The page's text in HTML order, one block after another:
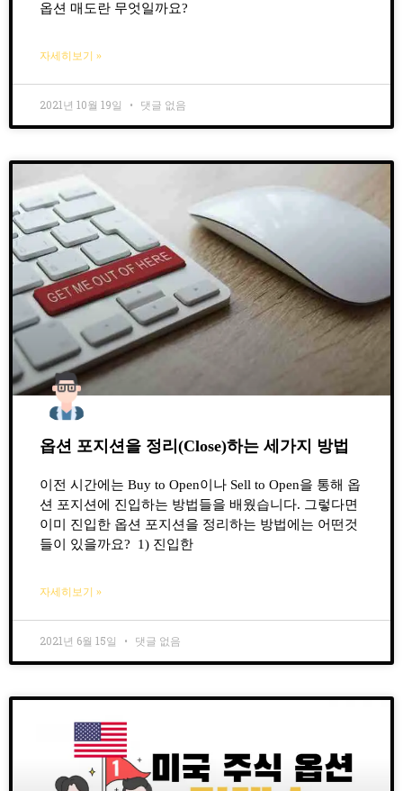
옵션 매도란 무엇일까요?
자세히보기 »
2021년 10월 19일 댓글 없음
옵션 포지션을 정리(Close)하는 세가지 방법
이전 시간에는 Buy to Open이나 Sell to Open을 통해 옵
션 포지션에 진입하는 방법들을 배웠습니다. 그렇다면
이미 진입한 옵션 포지션을 정리하는 방법에는 어떤것
들이 있을까요? 1) 진입한
자세히보기 »
2021년 6월 15일 댓글 없음